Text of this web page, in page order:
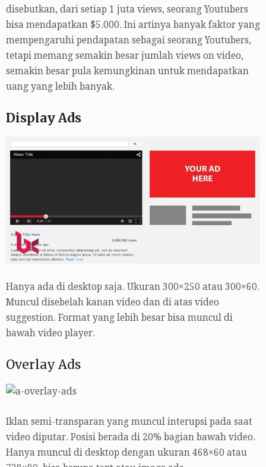
disebutkan, dari setiap 1 juta views, seorang Youtubers
bisa mendapatkan $5.000. Ini artinya banyak faktor yang
mempengaruhi pendapatan sebagai seorang Youtubers,
tetapi memang semakin besar jumlah views on video,
semakin besar pula kemungkinan untuk mendapatkan
uang yang lebih banyak.
Display Ads
Hanya ada di desktop saja. Ukuran 300×250 atau 300×60.
Muncul disebelah kanan video dan di atas video
suggestion. Format yang lebih besar bisa muncul di
bawah video player.
Overlay Ads
Iklan semi-transparan yang muncul interupsi pada saat
video diputar. Posisi berada di 20% bagian bawah video.
Hanya muncul di desktop dengan ukuran 468×60 atau